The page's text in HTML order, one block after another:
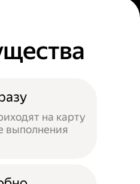
на карту
выполнения